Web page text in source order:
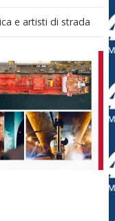
e artisti di strada